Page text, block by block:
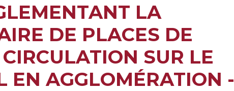
LA
DE PLACES DE
SUR LE
EN AGGLOMÉRATION -